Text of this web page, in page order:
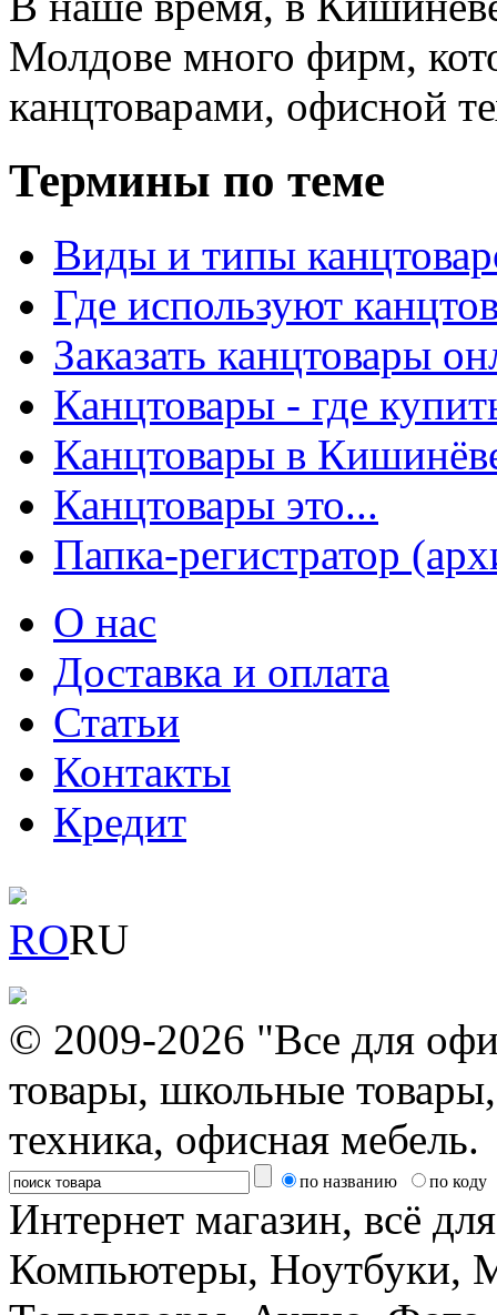
Молдове много фирм,
канцтоварами, офисной
Термины по теме
Виды и типы
Где используют
Заказать канцтовары
Канцтовары - где
Канцтовары в
Канцтовары это...
Папка-регистратор
О нас
Доставка и оплата
Статьи
Контакты
Кредит
RORU
© 2009-2026 "Все для
товары, школьные
техника, офисная мебель.
по названию по коду
Интернет магазин, всё
Компьютеры, Ноутбуки,